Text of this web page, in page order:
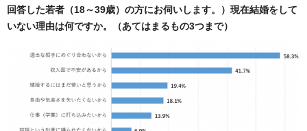
回答した若者（18～39歳）の方にお伺いします。）現在結婚をして
いない理由は何ですか。（あてはまるもの3つまで）